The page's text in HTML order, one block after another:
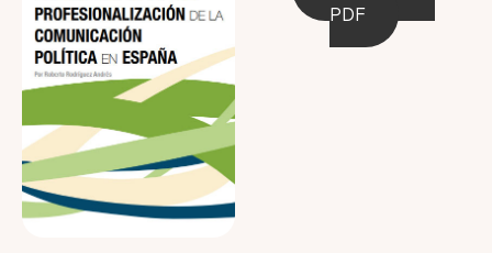
PDF